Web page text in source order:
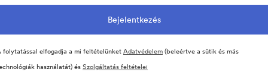
folytatással elfogadja a mi feltételünketAdatvédelem(beleértve a sütik és más
használatát) ésSzolgáltatás feltételei